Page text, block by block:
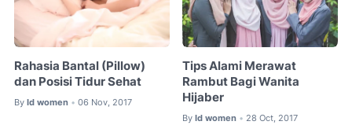
Rahasia Bantal (Pillow)
dan Posisi Tidur Sehat
By Id women • 06 Nov, 2017
Tips Alami Merawat
Rambut Bagi Wanita
Hijaber
By Id women • 28 Oct, 2017